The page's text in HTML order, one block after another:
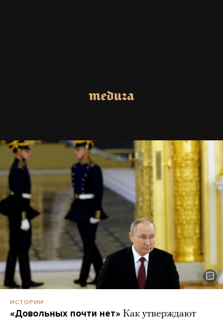
ИСТОРИИ
«Довольных почти нет» Как утверждают